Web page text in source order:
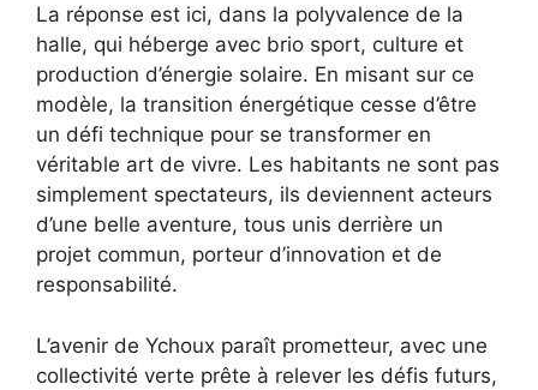
La réponse est ici, dans la polyvalence de la
halle, qui héberge avec brio sport, culture et
production d’énergie solaire. En misant sur ce
modèle, la transition énergétique cesse d’être
un défi technique pour se transformer en
véritable art de vivre. Les habitants ne sont pas
simplement spectateurs, ils deviennent acteurs
d’une belle aventure, tous unis derrière un
projet commun, porteur d’innovation et de
responsabilité.
L’avenir de Ychoux paraît prometteur, avec une
collectivité verte prête à relever les défis futurs,